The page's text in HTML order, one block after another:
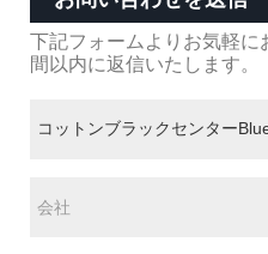
下記フォームよりお気軽
間以内に返信いたします。